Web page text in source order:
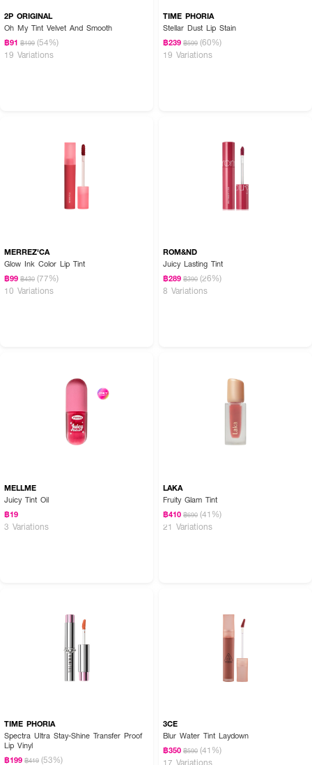
How to Use:
ทาลิปออยล์บริเวณริมฝีปาก สามารถใช้เดี่ยวๆ เพื่อความชุ่มชื้นและสีสัน หรือทาทับ
2P ORIGINAL
Oh My Tint Velvet And Smooth
฿91 ฿199 (54%)
19 Variations
TIME PHORIA
Stellar Dust Lip Stain
฿239 ฿599 (60%)
19 Variations
MERREZ'CA
Glow Ink Color Lip Tint
฿99 ฿430 (77%)
10 Variations
ROM&ND
Juicy Lasting Tint
฿289 ฿390 (26%)
8 Variations
MELLME
Juicy Tint Oil
฿19
3 Variations
LAKA
Fruity Glam Tint
฿410 ฿690 (41%)
21 Variations
TIME PHORIA
Spectra Ultra Stay-Shine Transfer Proof
Lip Vinyl
฿199 ฿419 (53%)
3CE
Blur Water Tint Laydown
฿350 ฿590 (41%)
17 Variations